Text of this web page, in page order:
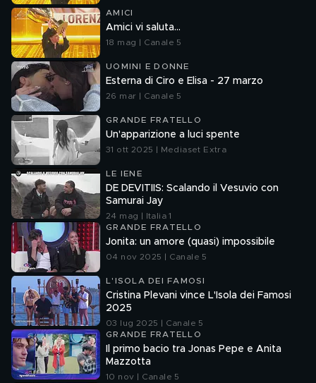
AMICI
Amici vi saluta...
18 mag | Canale 5
UOMINI E DONNE
Esterna di Ciro e Elisa - 27 marzo
26 mar | Canale 5
GRANDE FRATELLO
Un'apparizione a luci spente
31 ott 2025 | Mediaset Extra
LE IENE
DE DEVITIIS: Scalando il Vesuvio con
Samurai Jay
24 mag | Italia 1
GRANDE FRATELLO
Jonita: un amore (quasi) impossibile
04 nov 2025 | Canale 5
L'ISOLA DEI FAMOSI
Cristina Plevani vince L'Isola dei Famosi
2025
03 lug 2025 | Canale 5
GRANDE FRATELLO
Il primo bacio tra Jonas Pepe e Anita
Mazzotta
10 nov | Canale 5